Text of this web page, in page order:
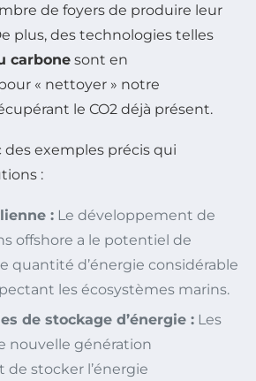
de foyers de produire leur
plus, des technologies telles
carbone sont en
« nettoyer » notre
le CO2 déjà présent.
des exemples précis qui
:
: Le développement de
offshore a le potentiel de
quantité d’énergie considérable
les écosystèmes marins.
de stockage d’énergie : Les
nouvelle génération
stocker l’énergie